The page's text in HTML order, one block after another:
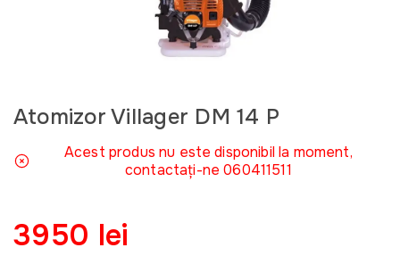
Atomizor Villager DM 14 P
Acest produs nu este disponibil la moment,
contactați-ne 060411511
3950 lei